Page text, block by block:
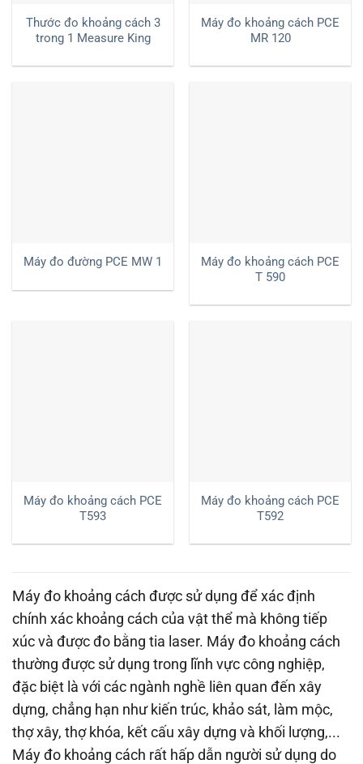
Thước đo khoảng cách 3
trong 1 Measure King
Máy đo khoảng cách PCE
MR 120
Máy đo đường PCE MW 1
Máy đo khoảng cách PCE
T 590
Máy đo khoảng cách PCE
T593
Máy đo khoảng cách PCE
T592
Máy đo khoảng cách được sử dụng để xác định
chính xác khoảng cách của vật thể mà không tiếp
xúc và được đo bằng tia laser. Máy đo khoảng cách
thường được sử dụng trong lĩnh vực công nghiệp,
đặc biệt là với các ngành nghề liên quan đến xây
dựng, chẳng hạn như kiến ​​trúc, khảo sát, làm mộc,
thợ xây, thợ khóa, kết cấu xây dựng và khối lượng,...
Máy đo khoảng cách rất hấp dẫn người sử dụng do